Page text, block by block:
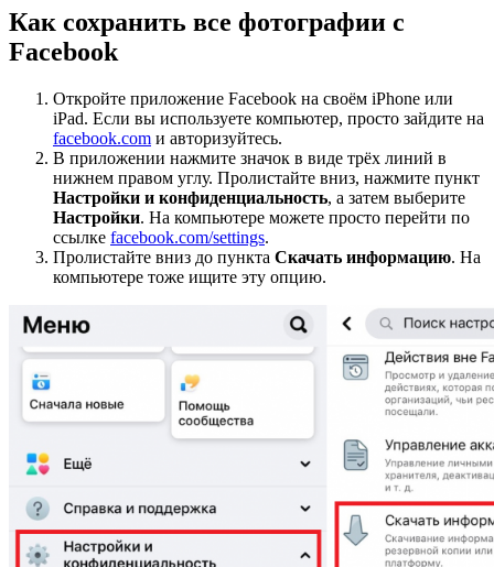
Как сохранить все фотографии с
Facebook
Откройте приложение Facebook на своём iPhone или
iPad. Если вы используете компьютер, просто зайдите на
facebook.com и авторизуйтесь.
В приложении нажмите значок в виде трёх линий в
нижнем правом углу. Пролистайте вниз, нажмите пункт
Настройки и конфиденциальность, а затем выберите
Настройки. На компьютере можете просто перейти по
ссылке facebook.com/settings.
Пролистайте вниз до пункта Скачать информацию. На
компьютере тоже ищите эту опцию.